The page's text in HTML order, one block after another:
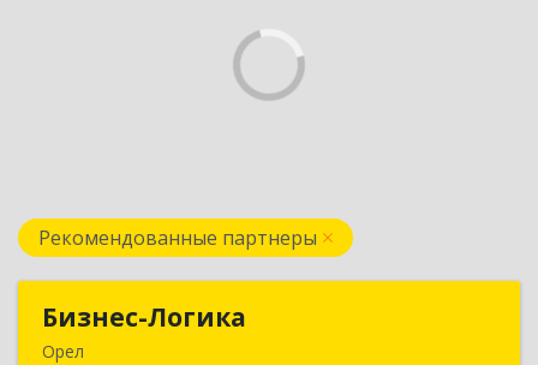
Рекомендованные партнеры
Бизнес-Логика
Орел